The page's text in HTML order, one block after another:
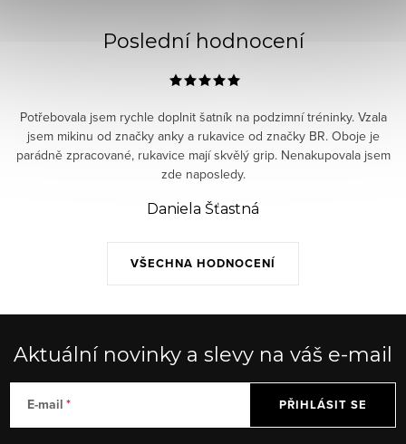
Poslední hodnocení
VŠECHNA HODNOCENÍ
Potřebovala jsem rychle doplnit šatník na podzimní tréninky. Vzala
jsem mikinu od značky anky a rukavice od značky BR. Oboje je
parádně zpracované, rukavice mají skvělý grip. Nenakupovala jsem
zde naposledy.
Daniela Šťastná
Aktuální novinky a slevy na váš e-mail
E-mail PŘIHLÁSIT SE